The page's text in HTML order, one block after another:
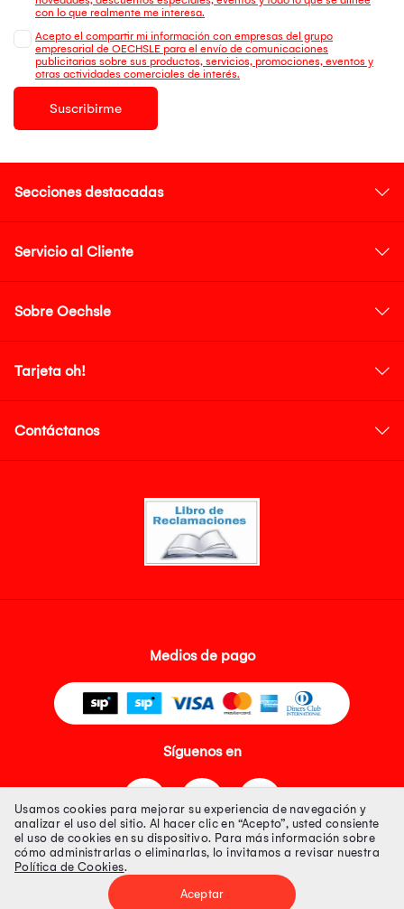
con lo que realmente me interesa.
Acepto el compartir mi información con empresas del grupo
empresarial de OECHSLE para el envío de comunicaciones
publicitarias sobre sus productos, servicios, promociones, eventos y
otras actividades comerciales de interés.
Suscribirme
Secciones destacadas
Servicio al Cliente
Sobre Oechsle
Tarjeta oh!
Contáctanos
Medios de pago
Síguenos en
Tienda 100% Segura
Usamos cookies para mejorar su experiencia de navegación y
analizar el uso del sitio. Al hacer clic en “Acepto”, usted consiente
el uso de cookies en su dispositivo. Para más información sobre
cómo administrarlas o eliminarlas, lo invitamos a revisar nuestra
Política de Cookies.
Aceptar